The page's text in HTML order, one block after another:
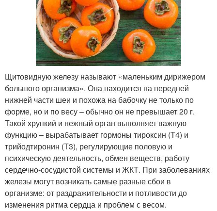
Щитовидную железу называют «маленьким дирижером
большого организма». Она находится на передней
нижней части шеи и похожа на бабочку не только по
форме, но и по весу – обычно он не превышает 20 г.
Такой хрупкий и нежный орган выполняет важную
функцию – вырабатывает гормоны тироксин (Т4) и
трийодтиронин (Т3), регулирующие половую и
психическую деятельность, обмен веществ, работу
сердечно-сосудистой системы и ЖКТ. При заболеваниях
железы могут возникать самые разные сбои в
организме: от раздражительности и потливости до
изменения ритма сердца и проблем с весом.